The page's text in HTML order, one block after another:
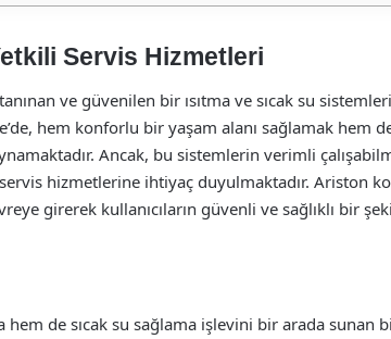
Servis Hizmetleri
ve güvenilen bir ısıtma ve sıcak su
hem konforlu bir yaşam alanı sağlamak hem
Ancak, bu sistemlerin verimli
hizmetlerine ihtiyaç duyulmaktadır. Ariston
girerek kullanıcıların güvenli ve sağlıklı bir
hem de sıcak su sağlama işlevini bir arada sunan